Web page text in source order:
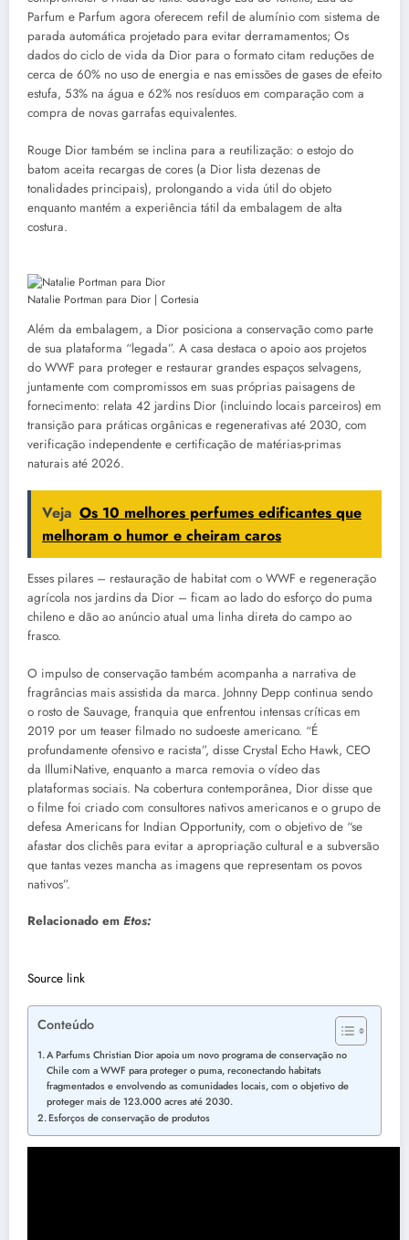
Parfum e Parfum agora oferecem refil de alumínio com sistema de
parada automática projetado para evitar derramamentos; Os
dados do ciclo de vida da Dior para o formato citam reduções de
cerca de 60% no uso de energia e nas emissões de gases de efeito
estufa, 53% na água e 62% nos resíduos em comparação com a
compra de novas garrafas equivalentes.
Rouge Dior também se inclina para a reutilização: o estojo do
batom aceita recargas de cores (a Dior lista dezenas de
tonalidades principais), prolongando a vida útil do objeto
enquanto mantém a experiência tátil da embalagem de alta
costura.
Natalie Portman para Dior | Cortesia
Além da embalagem, a Dior posiciona a conservação como parte
de sua plataforma “legada”. A casa destaca o apoio aos projetos
do WWF para proteger e restaurar grandes espaços selvagens,
juntamente com compromissos em suas próprias paisagens de
fornecimento: relata 42 jardins Dior (incluindo locais parceiros) em
transição para práticas orgânicas e regenerativas até 2030, com
verificação independente e certificação de matérias-primas
naturais até 2026.
Veja Os 10 melhores perfumes edificantes que
melhoram o humor e cheiram caros
Esses pilares – restauração de habitat com o WWF e regeneração
agrícola nos jardins da Dior – ficam ao lado do esforço do puma
chileno e dão ao anúncio atual uma linha direta do campo ao
frasco.
O impulso de conservação também acompanha a narrativa de
fragrâncias mais assistida da marca. Johnny Depp continua sendo
o rosto de Sauvage, franquia que enfrentou intensas críticas em
2019 por um teaser filmado no sudoeste americano. “É
profundamente ofensivo e racista”, disse Crystal Echo Hawk, CEO
da IllumiNative, enquanto a marca removia o vídeo das
plataformas sociais. Na cobertura contemporânea, Dior disse que
o filme foi criado com consultores nativos americanos e o grupo de
defesa Americans for Indian Opportunity, com o objetivo de “se
afastar dos clichês para evitar a apropriação cultural e a subversão
que tantas vezes mancha as imagens que representam os povos
nativos”.
Relacionado em Etos:
Source link
Conteúdo
A Parfums Christian Dior apoia um novo programa de conservação no
Chile com a WWF para proteger o puma, reconectando habitats
fragmentados e envolvendo as comunidades locais, com o objetivo de
proteger mais de 123.000 acres até 2030.
Esforços de conservação de produtos